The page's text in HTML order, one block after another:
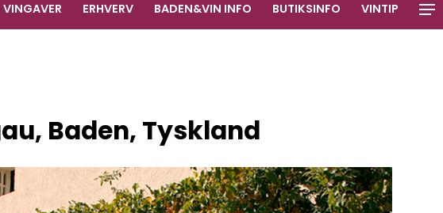
VINGAVER ERHVERV BADEN&VIN INFO BUTIKSINFO VINTIP
Baden, Tyskland